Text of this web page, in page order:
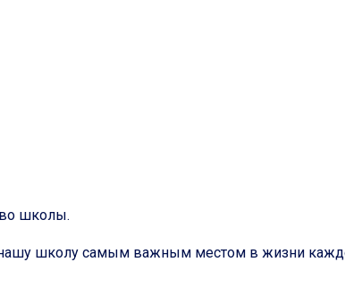
школы.
нашу школу самым важным местом в жизни